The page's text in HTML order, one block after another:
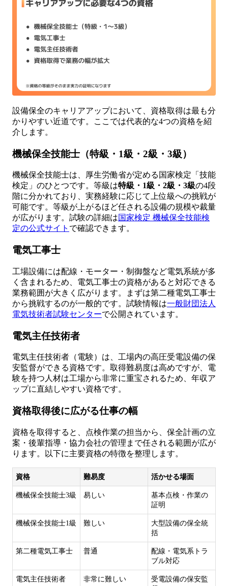
設備保全のキャリアアップにおいて、資格取得は最も分
かりやすい近道です。ここでは代表的な4つの資格を紹
介します。
機械保全技能士（特級・1級・2級・3級）
機械保全技能士は、厚生労働省が定める国家検定「技能
検定」のひとつです。等級は特級・1級・2級・3級の4段
階に分かれており、実務経験に応じて上位級への挑戦が
可能です。等級が上がるほど任される設備の規模や裁量
が広がります。試験の詳細は国家検定 機械保全技能検
定の公式サイト で確認できます。
電気工事士
工場設備には配線・モーター・制御盤など電気系統が多
く含まれるため、電気工事士の資格があると対応できる
業務範囲が大きく広がります。まずは第二種電気工事士
から挑戦するのが一般的です。試験情報は一般財団法人
電気技術者試験センターで公開されています。
電気主任技術者
電気主任技術者（電験）は、工場内の高圧受電設備の保
安監督ができる資格です。取得難易度は高めですが、電
験を持つ人材は工場から非常に重宝されるため、年収ア
ップに直結しやすい資格です。
資格取得後に広がる仕事の幅
資格を取得すると、点検作業の担当から、保全計画の立
案・後輩指導・協力会社の管理まで任される範囲が広が
ります。以下に主要資格の特徴を整理します。
資格 難易度 活かせる場面
機械保全技能士3級 易しい
基本点検・作業の
証明
機械保全技能士1級 難しい
大型設備の保全統
括
第二種電気工事士 普通
配線・電気系トラ
ブル対応
電気主任技術者 非常に難しい
受電設備の保安監